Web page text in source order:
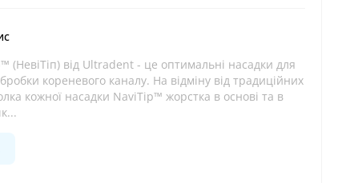
(НевіТіп) від Ultradent - це оптимальні насадки для
кореневого каналу. На відміну від традиційних
кожної насадки NaviTip™ жорстка в основі та в